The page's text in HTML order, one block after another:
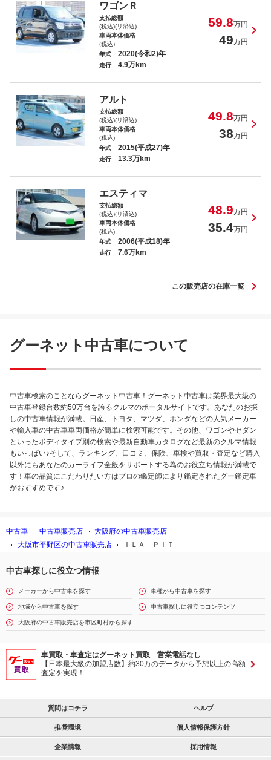
ワゴンＲ
支払総額
(税込)(リ済込)
59.8万円
車両本体価格
(税込)
49万円
年式 2020(令和2)年
走行 4.9万km
アルト
支払総額
(税込)(リ済込)
49.8万円
車両本体価格
(税込)
38万円
年式 2015(平成27)年
走行 13.3万km
エスティマ
支払総額
(税込)(リ済込)
48.9万円
車両本体価格
(税込)
35.4万円
年式 2006(平成18)年
走行 7.6万km
この販売店の在庫一覧
グーネット中古車について
中古車検索のことならグーネット中古車！グーネット中古車は業界最大級の
中古車登録台数約50万台を誇るクルマのポータルサイトです。あなたのお探
しの中古車情報が満載。日産、トヨタ、マツダ、ホンダなどの人気メーカー
や輸入車の中古車車両価格が簡単に検索可能です。その他、ワゴンやセダン
といったボディタイプ別の検索や最新自動車カタログなど最新のクルマ情報
もいっぱい♪そして、ランキング、口コミ、保険、車検や買取・査定など購入
以外にもあなたのカーライフ全般をサポートする為のお役立ち情報が満載で
す！車の品質にこだわりたい方はプロの鑑定師により鑑定されたグー鑑定車
がおすすめです♪
中古車 中古車販売店
大阪府の中古車販売店
大阪市平野区の中古車販売店
ＩＬＡ ＰＩＴ
中古車探しに役立つ情報
メーカーから中古車を探す 車種から中古車を探す
地域から中古車を探す 中古車探しに役立つコンテンツ
大阪府の中古車販売店を市区町村から探す
車買取・車査定はグーネット買取 営業電話なし
【日本最大級の加盟店数】約30万のデータから予想以上の高額
査定を実現！
質問はコチラ ヘルプ
推奨環境 個人情報保護方針
企業情報 採用情報